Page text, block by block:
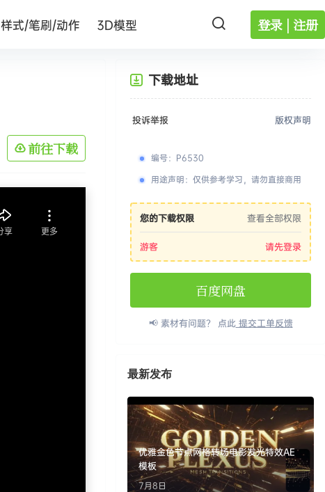
登录 | 注册
样式/笔刷/动作 3D模型
前往下载
下载地址
投诉举报 版权声明
编号： P6530
用途声明： 仅供参考学习，请勿直接商用
您的下载权限 查看全部权限
游客 请先登录
百度网盘
📢 素材有问题？ 点此提交工单反馈
最新发布
优雅金色节点网格转场电影发光特效AE
模板
7月8日